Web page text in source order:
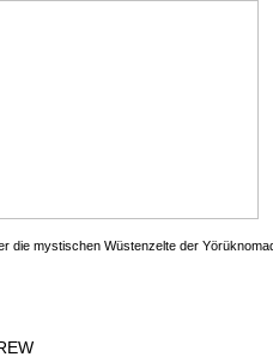
die mystischen Wüstenzelte der